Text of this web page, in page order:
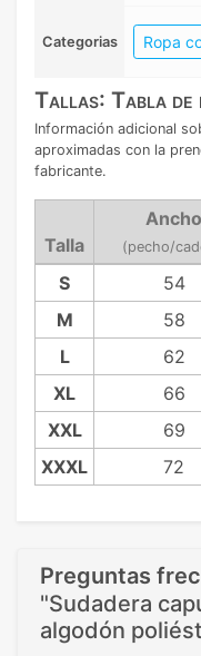
Categorias Ropa
Tallas: Tabla de
Información adicional
aproximadas con la
fabricante.
Talla
Ancho
(pecho/
S 54
M
58
L
62
XL
66
XXL
69
XXXL
72
Preguntas
"Sudadera
algodón